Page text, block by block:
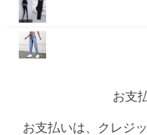
お支
お支払いは、クレジ